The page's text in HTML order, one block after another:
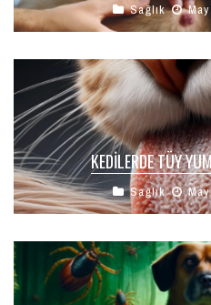
Sağlık
KEDILERDE TÜY
Sağlık May